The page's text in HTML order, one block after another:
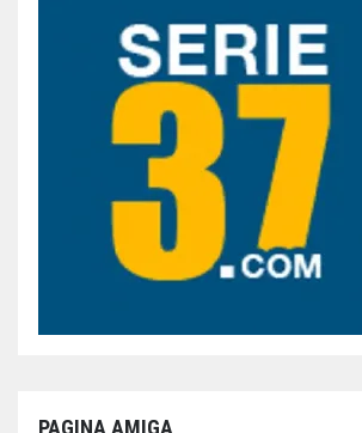
PAGINA AMIGA